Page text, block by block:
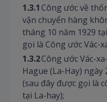
1.3.1 Công ước về
vận chuyển hàng
tháng 10 năm 1929
gọi là Công ước Vác-
1.3.2Công ước Vác-
Hague (La-Hay) ngày
(sau đây được gọi là
tại La-hay);